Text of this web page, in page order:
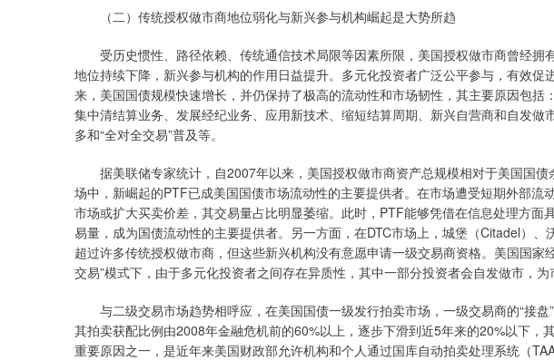
（二）传统授权做市商地位弱化与新兴参与机构崛起是大势所趋
受历史惯性、路径依赖、传统通信技术局限等因素所限，美国授权做市商曾经拥
地位持续下降，新兴参与机构的作用日益提升。多元化投资者广泛公平参与，有效
来，美国国债规模快速增长，并仍保持了极高的流动性和市场韧性，其主要原因包括
集中清结算业务、发展经纪业务、应用新技术、缩短结算周期、新兴自营商和自发做
多和“全对全交易”普及等。
据美联储专家统计，自2007年以来，美国授权做市商资产总规模相对于美国国债
场中，新崛起的PTF已成美国国债市场流动性的主要提供者。在市场遭受短期外部流
市场或扩大买卖价差，其交易量占比明显萎缩。此时，PTF能够凭借在信息处理方面
易量，成为国债流动性的主要提供者。另一方面，在DTC市场上，城堡（Citadel）
超过许多传统授权做市商，但这些新兴机构没有意愿申请一级交易商资格。美国国家
交易”模式下，由于多元化投资者之间存在异质性，其中一部分投资者会自发做市，为
与二级交易市场趋势相呼应，在美国国债一级发行拍卖市场，一级交易商的“接盘
其拍卖获配比例由2008年金融危机前的60%以上，逐步下滑到近5年来的20%以下，
重要原因之一，是近年来美国财政部允许机构和个人通过国库自动拍卖处理系统（